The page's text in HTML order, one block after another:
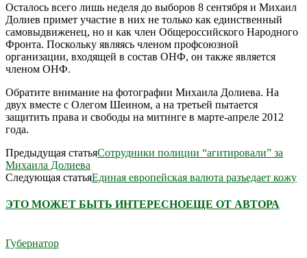
Осталось всего лишь неделя до выборов 8 сентября и Михаил
Долиев примет участие в них не только как единственный
самовыдвиженец, но и как член Общероссийского Народного
Фронта. Поскольку являясь членом профсоюзной
организации, входящей в состав ОНФ, он также является
членом ОНФ.
Обратите внимание на фотографии Михаила Долиева. На
двух вместе с Олегом Шеином, а на третьей пытается
защитить права и свободы на митинге в марте-апреле 2012
года.
Предыдущая статьяСотрудники полиции “агитировали” за
Михаила Долиева
Следующая статьяЕдиная европейская валюта разъедает кожу
ЭТО МОЖЕТ БЫТЬ ИНТЕРЕСНОЕЩЕ ОТ АВТОРА
Губернатор